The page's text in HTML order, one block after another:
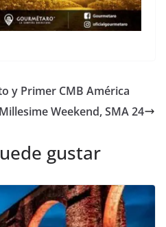
y Primer CMB América
Weekend, SMA 24
gustar